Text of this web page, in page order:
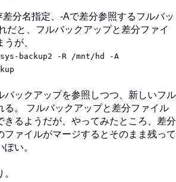
分名指定、-Aで差分参照するフルバッ
だと、フルバックアップと差分ファイ
が、
backup2 -R /mnt/hd -A
ックアップを参照しつつ、新しいフル
る。 フルバックアップと差分ファイル
きるようだが、やってみたところ、差分
ファイルがマージするとそのまま残って
い。